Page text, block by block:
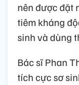
nên được đặt
tiêm kháng
sinh và dùng
Bác sĩ Phan
tích cực sơ